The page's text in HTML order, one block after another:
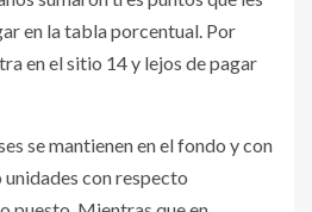
en la tabla porcentual. Por
en el sitio 14 y lejos de pagar
se mantienen en el fondo y con
con respecto